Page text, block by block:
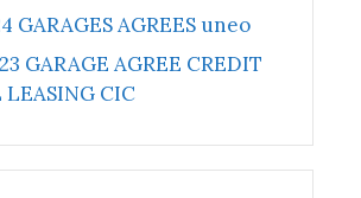
GARAGES AGREES uneo
GARAGE AGREE CREDIT
CIC